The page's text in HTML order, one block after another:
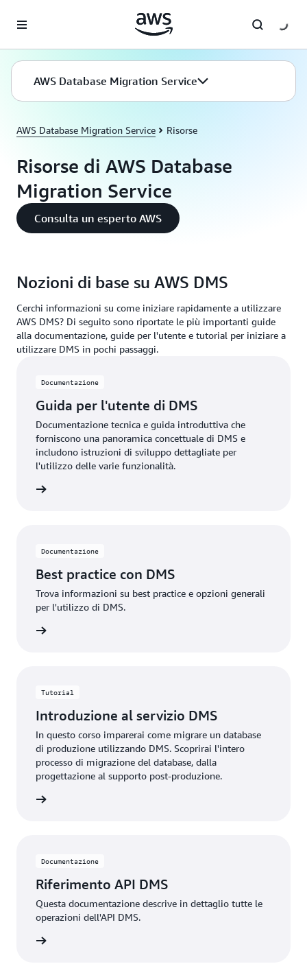
AWS Database Migration Service
AWS Database Migration Service Risorse
Risorse di AWS Database
Migration Service
Consulta un esperto AWS
Nozioni di base su AWS DMS
Cerchi informazioni su come iniziare rapidamente a utilizzare
AWS DMS? Di seguito sono riportate le più importanti guide
alla documentazione, guide per l'utente e tutorial per iniziare a
utilizzare DMS in pochi passaggi.
Documentazione
Guida per l'utente di DMS
Documentazione tecnica e guida introduttiva che
forniscono una panoramica concettuale di DMS e
includono istruzioni di sviluppo dettagliate per
l'utilizzo delle varie funzionalità.
Documentazione
Best practice con DMS
Trova informazioni su best practice e opzioni generali
per l'utilizzo di DMS.
Tutorial
Introduzione al servizio DMS
In questo corso imparerai come migrare un database
di produzione utilizzando DMS. Scoprirai l'intero
processo di migrazione del database, dalla
progettazione al supporto post-produzione.
Documentazione
Riferimento API DMS
Questa documentazione descrive in dettaglio tutte le
operazioni dell'API DMS.